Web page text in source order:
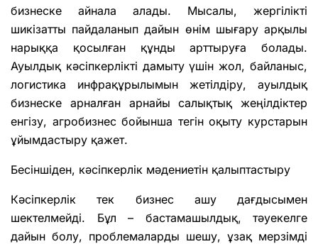
бизнеске айнала алады. Мысалы, жергілікті
шикізатты пайдаланып дайын өнім шығару арқылы
нарыққа қосылған құнды арттыруға болады.
Ауылдық кәсіпкерлікті дамыту үшін жол, байланыс,
логистика инфрақұрылымын жетілдіру, ауылдық
бизнеске арналған арнайы салықтық жеңілдіктер
енгізу, агробизнес бойынша тегін оқыту курстарын
ұйымдастыру қажет.
Бесіншіден, кәсіпкерлік мәдениетін қалыптастыру
Кәсіпкерлік тек бизнес ашу дағдысымен
шектелмейді. Бұл – бастамашылдық, тәуекелге
дайын болу, проблемаларды шешу, ұзақ мерзімді